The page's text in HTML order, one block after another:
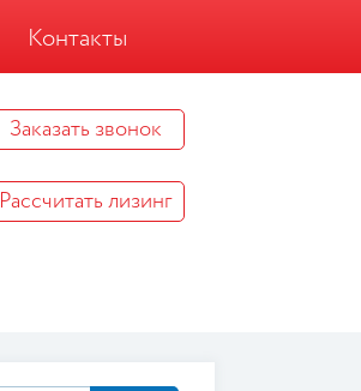
Контакты
Заказать звонок
Рассчитать лизинг